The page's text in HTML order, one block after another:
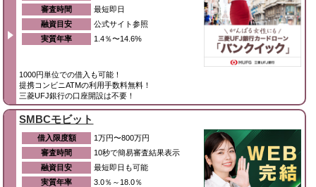
審査時間
最短即日
融資目安
公式サイト参照
実質年率
1.4％〜14.6%
1000円単位での借入も可能！
提携コンビニATMの利用手数料無料！
三菱UFJ銀行の口座開設は不要！
SMBCモビット
借入限度額
1万円〜800万円
審査時間
10秒で簡易審査結果表示
融資目安
最短即日も可能
実質年率
3.0％～18.0％